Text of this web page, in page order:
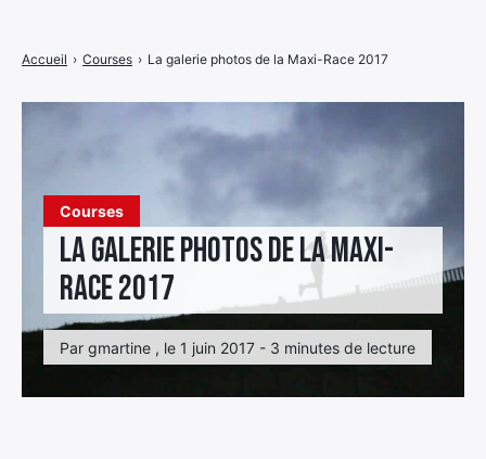
Courses
La galerie photos de la Maxi-
Race 2017
Par gmartine , le 1 juin 2017 - 3 minutes de lecture
Accueil › Courses › La galerie photos de la Maxi-Race 2017
Élément
de
Élément
de